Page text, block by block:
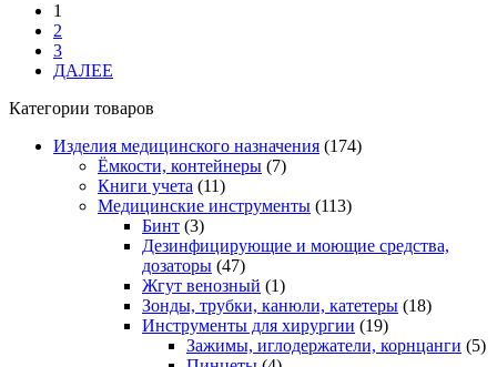
1
2
3
ДАЛЕЕ
Категории товаров
Изделия медицинского назначения (174)
Ёмкости, контейнеры (7)
Книги учета (11)
Медицинские инструменты (113)
Бинт (3)
Дезинфицирующие и моющие средства,
дозаторы (47)
Жгут венозный (1)
Зонды, трубки, канюли, катетеры (18)
Инструменты для хирургии (19)
Зажимы, иглодержатели, корнцанги (5)